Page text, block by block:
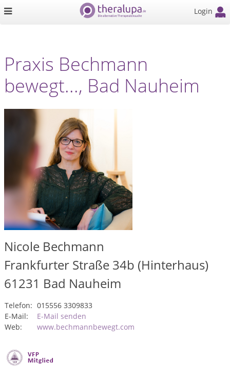
Login
Praxis Bechmann
bewegt..., Bad Nauheim
Nicole Bechmann
Frankfurter Straße 34b (Hinterhaus)
61231 Bad Nauheim
Telefon: 015556 3309833
E-Mail:
E-Mail senden
Web:
www.bechmannbewegt.com